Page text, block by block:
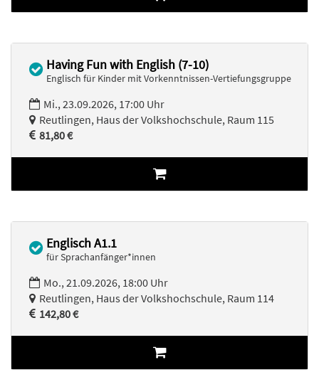
Having Fun with English (7-10)
Englisch für Kinder mit Vorkenntnissen-Vertiefungsgruppe
Mi., 23.09.2026, 17:00 Uhr
Reutlingen, Haus der Volkshochschule, Raum 115
81,80 €
Englisch A1.1
für Sprachanfänger*innen
Mo., 21.09.2026, 18:00 Uhr
Reutlingen, Haus der Volkshochschule, Raum 114
142,80 €